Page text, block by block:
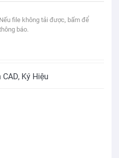
Nếu file không tải được, bấm để
báo.
CAD, Ký Hiệu